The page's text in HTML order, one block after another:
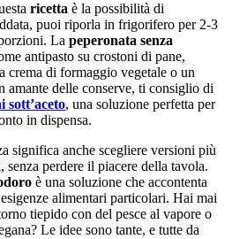
ricetta è la possibilità di
puoi riporla in frigorifero per 2-3
La peperonata senza
antipasto su crostoni di pane,
crema di formaggio vegetale o un
amante delle conserve, ti consiglio di
sott’aceto, una soluzione perfetta per
in dispensa.
significa anche scegliere versioni più
perdere il piacere della tavola.
è una soluzione che accontenta
alimentari particolari. Hai mai
tiepido con del pesce al vapore o
Le idee sono tante, e tutte da